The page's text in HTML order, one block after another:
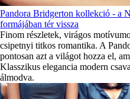
Pandora Bridgerton kollekció - a
formájában tér vissza
Finom részletek, virágos
csipetnyi titkos romantika. A
pontosan azt a világot hozza el,
Klasszikus elegancia modern
álmodva.